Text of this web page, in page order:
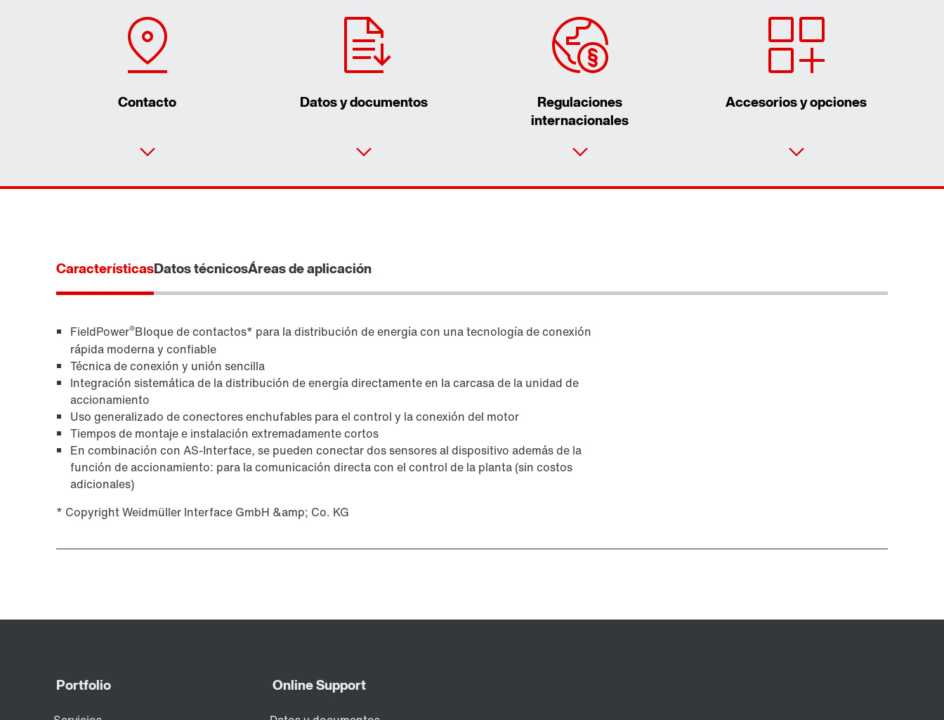
Contacto Datos y documentos
Regulaciones
internacionales
Accesorios y opciones
Software de ingeniería MOVITOOLS® Adaptador de interfaz para variadores
CaracterísticasDatos técnicosÁreas de aplicación
FieldPower®Bloque de contactos* para la distribución de energía con una tecnología de conexión
rápida moderna y confiable
Técnica de conexión y unión sencilla
Integración sistemática de la distribución de energía directamente en la carcasa de la unidad de
accionamiento
Uso generalizado de conectores enchufables para el control y la conexión del motor
Tiempos de montaje e instalación extremadamente cortos
En combinación con AS-Interface, se pueden conectar dos sensores al dispositivo además de la
función de accionamiento: para la comunicación directa con el control de la planta (sin costos
adicionales)
* Copyright Weidmüller Interface GmbH &amp; Co. KG